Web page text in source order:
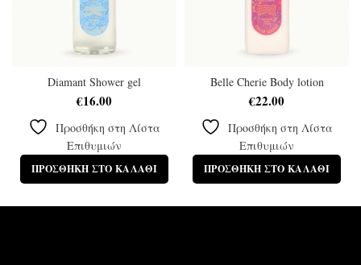
Diamant Shower gel
€16.00
Προσθήκη στη Λίστα
Επιθυμιών
ΠΡΟΣΘΉΚΗ ΣΤΟ ΚΑΛΆΘΙ
Belle Cherie Body lotion
€22.00
Προσθήκη στη Λίστα
Επιθυμιών
ΠΡΟΣΘΉΚΗ ΣΤΟ ΚΑΛΆΘΙ